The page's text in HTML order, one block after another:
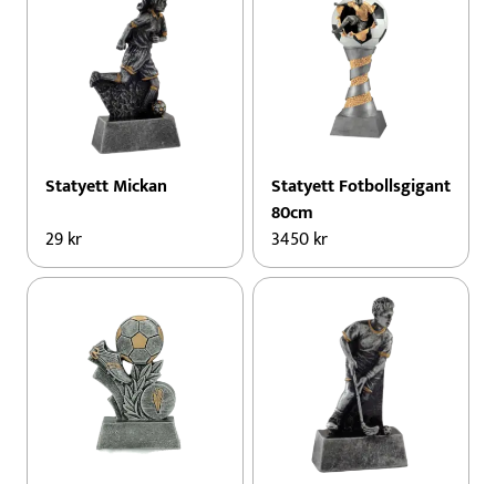
Statyett Mickan
29kr
Statyett Fotbollsgigant
80cm
3450kr